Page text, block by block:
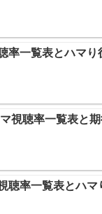
率一覧表とハマり
視聴率一覧表と
聴率一覧表とハマ